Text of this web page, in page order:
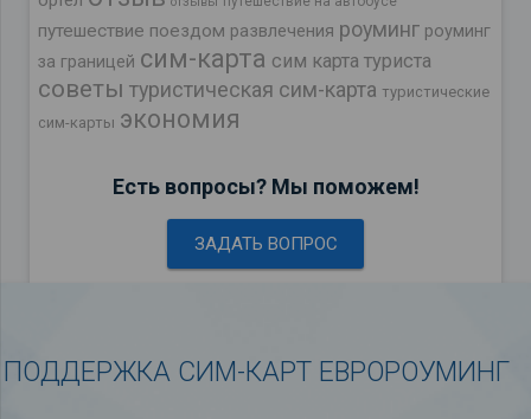
путешествие поездом развлечения роуминг роуминг
за границей сим-карта сим карта туриста
советы туристическая сим-карта туристические
сим-карты экономия
Есть вопросы? Мы поможем!
ЗАДАТЬ ВОПРОС
ПОДДЕРЖКА СИМ-КАРТ ЕВРОРОУМИНГ